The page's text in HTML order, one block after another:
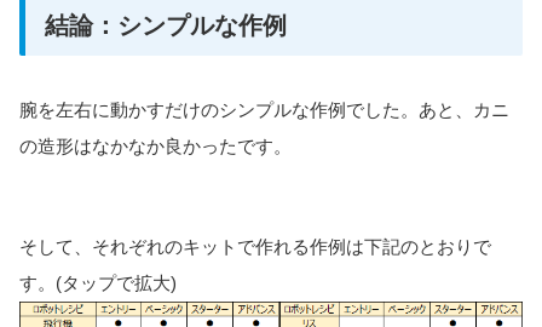
結論：シンプルな作例
腕を左右に動かすだけのシンプルな作例でした。あと、カニ
の造形はなかなか良かったです。
そして、それぞれのキットで作れる作例は下記のとおりで
す。(タップで拡大)